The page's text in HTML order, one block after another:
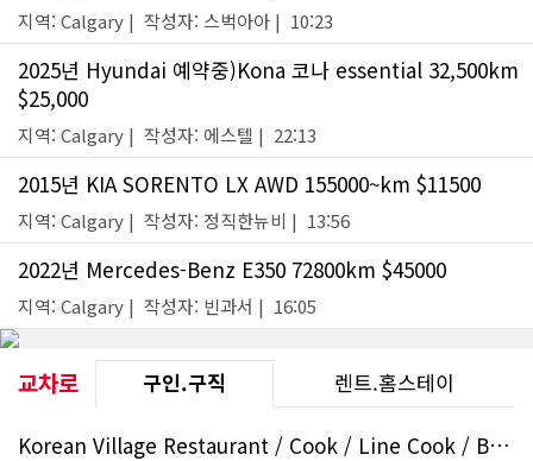
지역: Calgary | 작성자: 스벅아아 | 10:23
2025년 Hyundai 예약중)Kona 코나 essential 32,500km
$25,000
지역: Calgary | 작성자: 에스텔 | 22:13
2015년 KIA SORENTO LX AWD 155000~km $11500
지역: Calgary | 작성자: 정직한뉴비 | 13:56
2022년 Mercedes-Benz E350 72800km $45000
지역: Calgary | 작성자: 빈과서 | 16:05
교차로 구인.구직 렌트.홈스테이
Korean Village Restaurant / Cook / Line Cook / Beltline